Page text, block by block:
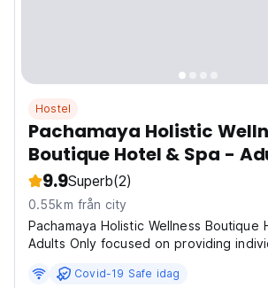
Hostel
Pachamaya Holistic
Boutique Hotel & Spa -
9.9Superb(2)
0.55km från city
Pachamaya Holistic Wellness Boutique
Adults Only focused on providing
retreat. The hotel is near attractions
Covid-19 Safe idag